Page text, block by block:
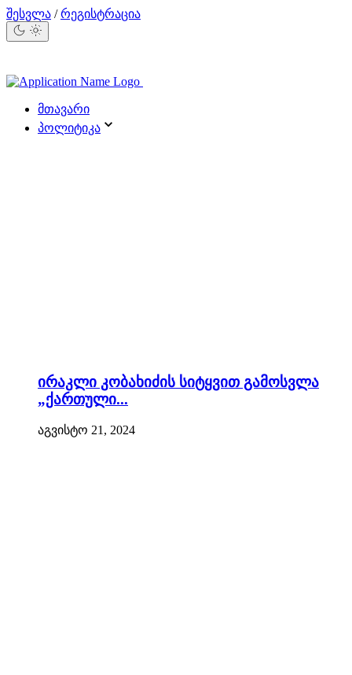
შესვლა / რეგისტრაცია
მთავარი
პოლიტიკა
ირაკლი კობახიძის სიტყვით გამოსვლა
„ქართული...
აგვისტო 21, 2024